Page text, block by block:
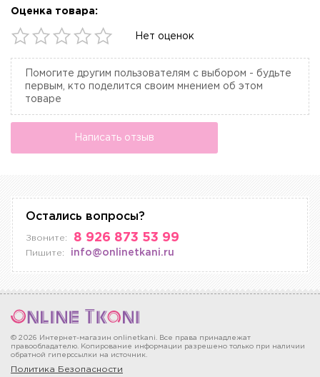
Оценка товара:
Нет оценок
Помогите другим пользователям с выбором - будьте
первым, кто поделится своим мнением об этом
товаре
Написать отзыв
Остались вопросы?
Звоните: 8 926 873 53 99
Пишите: info@onlinetkani.ru
© 2026 Интернет-магазин onlinetkani. Все права принадлежат
правообладателю. Копирование информации разрешено только при наличии
обратной гиперссылки на источник.
Политика Безопасности